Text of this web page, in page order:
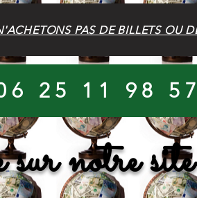
PAS DE BILLETS OU
25 11 98 57
notre site